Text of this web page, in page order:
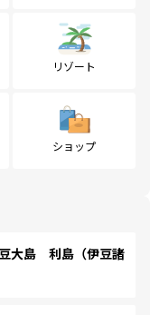
リゾート
ショップ
大島 利島（伊豆諸